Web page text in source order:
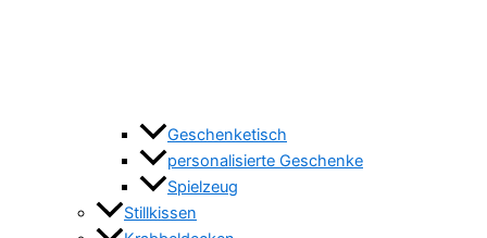
Geschenketisch
personalisierte Geschenke
Spielzeug
Stillkissen